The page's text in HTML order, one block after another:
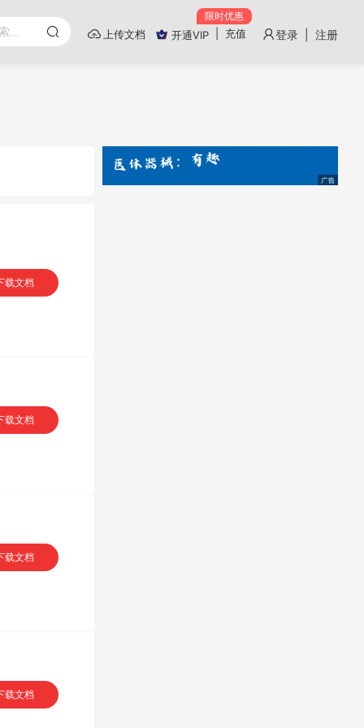
上传文档 开通VIP
限时优惠
充值 登录 | 注册
载文档
载文档
载文档
载文档